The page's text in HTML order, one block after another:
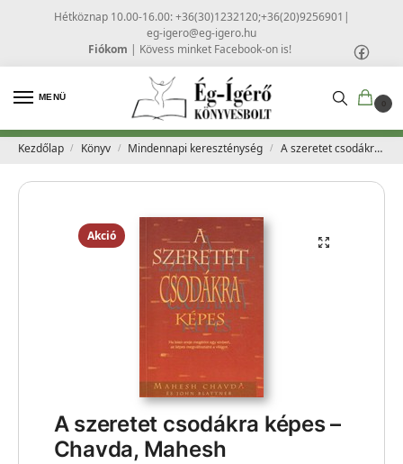
Hétköznap 10.00-16.00: +36(30)1232120;+36(20)9256901 |
eg-igero@eg-igero.hu
Fiókom | Kövess minket Facebook-on is!
MENÜ
0
Kezdőlap / Könyv / Mindennapi kereszténység / A szeretet csodákra képes – Chavda, Mahesh
Akció
A szeretet csodákra képes –
Chavda, Mahesh